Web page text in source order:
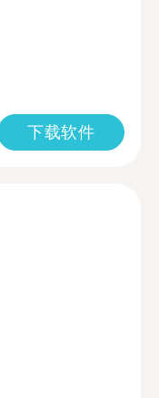
下载软件